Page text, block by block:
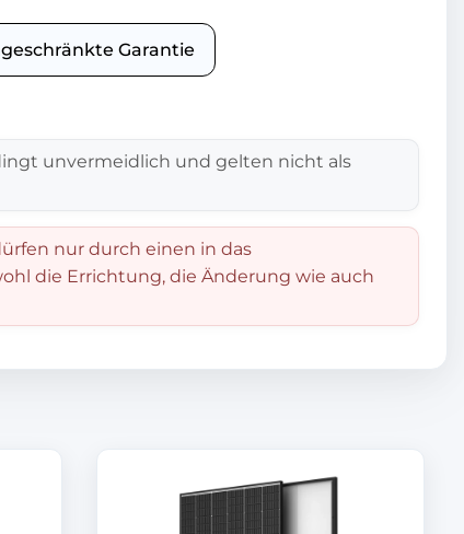
Garantie
unvermeidlich und gelten nicht als
nur durch einen in das
die Errichtung, die Änderung wie auch